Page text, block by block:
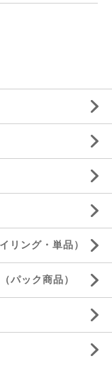
ング・単品）
パック商品）